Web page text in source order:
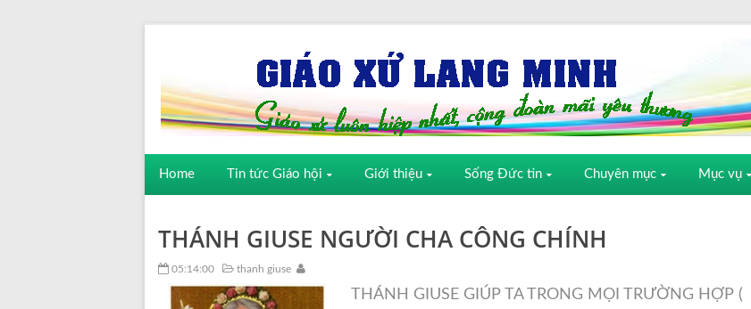
Home Tin tức Giáo hội Giới thiệu Sống Đức tin Chuyên mục Mục vụ
THÁNH GIUSE NGƯỜI CHA CÔNG CHÍNH
05:14:00 thanh giuse
THÁNH GIUSE GIÚP TA TRONG MỌI TRƯỜNG HỢP (